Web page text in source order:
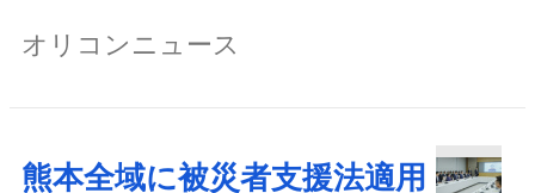
オリコンニュース
熊本全域に被災者支援法適用